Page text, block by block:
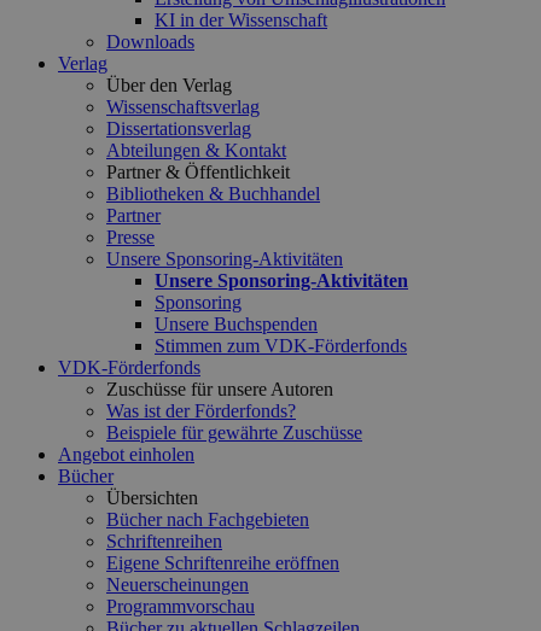
KI in der Wissenschaft
Downloads
Verlag
Über den Verlag
Wissenschaftsverlag
Dissertationsverlag
Abteilungen & Kontakt
Partner & Öffentlichkeit
Bibliotheken & Buchhandel
Partner
Presse
Unsere Sponsoring-Aktivitäten
Unsere Sponsoring-Aktivitäten
Sponsoring
Unsere Buchspenden
Stimmen zum VDK-Förderfonds
VDK-Förderfonds
Zuschüsse für unsere Autoren
Was ist der Förderfonds?
Beispiele für gewährte Zuschüsse
Angebot einholen
Bücher
Übersichten
Bücher nach Fachgebieten
Schriftenreihen
Eigene Schriftenreihe eröffnen
Neuerscheinungen
Programmvorschau